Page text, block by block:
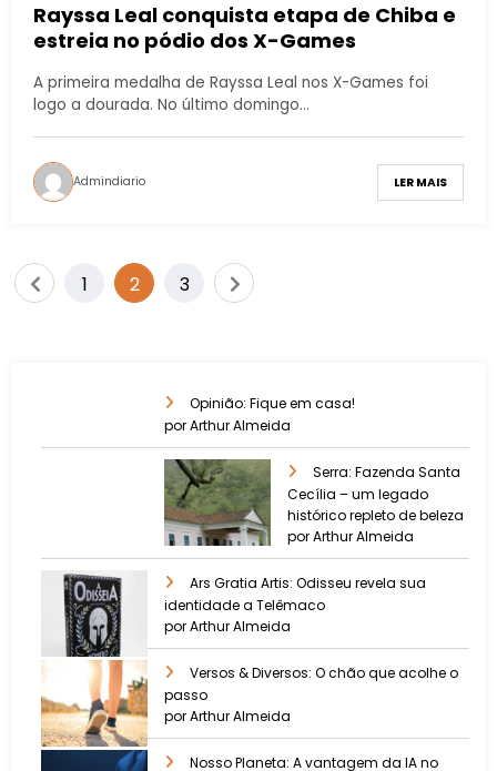
Rayssa Leal conquista etapa de Chiba e
estreia no pódio dos X-Games
A primeira medalha de Rayssa Leal nos X-Games foi
logo a dourada. No último domingo…
Admindiario LER MAIS
1 2 3
Opinião: Fique em casa!
por Arthur Almeida
Serra: Fazenda Santa
Cecília – um legado
histórico repleto de beleza
por Arthur Almeida
Ars Gratia Artis: Odisseu revela sua
identidade a Telêmaco
por Arthur Almeida
Versos & Diversos: O chão que acolhe o
passo
por Arthur Almeida
Nosso Planeta: A vantagem da IA no